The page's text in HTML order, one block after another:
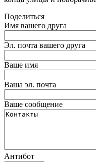
Поделиться
Имя вашего друга
Эл. почта вашего друга
Ваше имя
Ваша эл. почта
Ваше сообщение
Антибот